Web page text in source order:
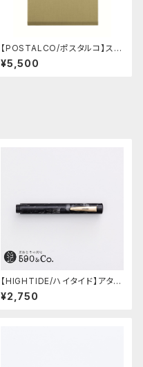
【POSTALCO/ポスタルコ】スナ
ップパッド SQ A4 (Light Beig
e)
¥5,500
【HIGHTIDE/ハイタイド】アタシ
ェ マーブル万年筆 (ブラック)
¥2,750